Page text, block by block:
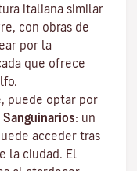
italiana similar
con obras de
por la
que ofrece
puede optar por
: un
acceder tras
la ciudad. El